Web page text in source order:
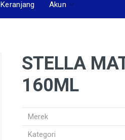
Keranjang Akun
STELLA
160ML
Merek
Kategori